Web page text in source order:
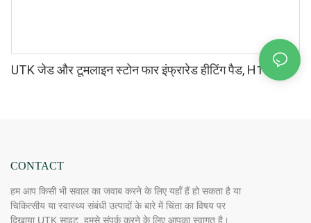
UTK जेड और टूमलाइन स्टोन फार इंफ्रारेड हीटिंग पैड, H11M3
CONTACT
हम आप किसी भी सवाल का जवाब करने के लिए यहाँ हैं हो सकता है या
चिकित्सीय या स्वास्थ्य संबंधी उत्पादों के बारे में चिंता का विषय पर
दिखाया UTK साइट, हमसे संपर्क करने के लिए आपका स्वागत है।